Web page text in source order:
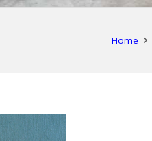
Home